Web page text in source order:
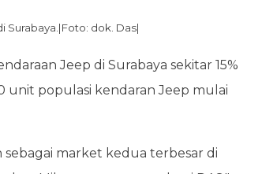
dok. Das|
Jeep di Surabaya sekitar 15%
unit populasi kendaran Jeep mulai
market kedua terbesar di